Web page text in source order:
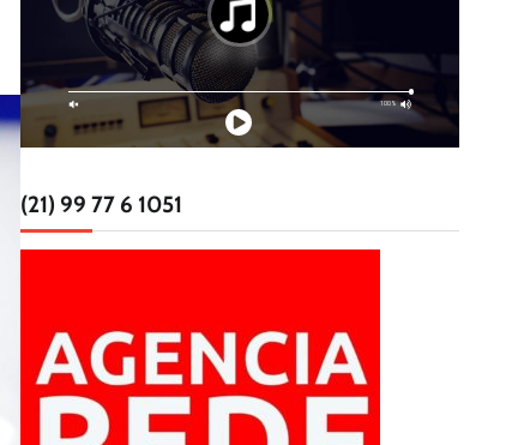
(21) 99 77 6 1051